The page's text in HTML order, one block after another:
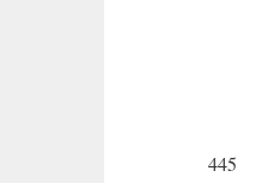
445